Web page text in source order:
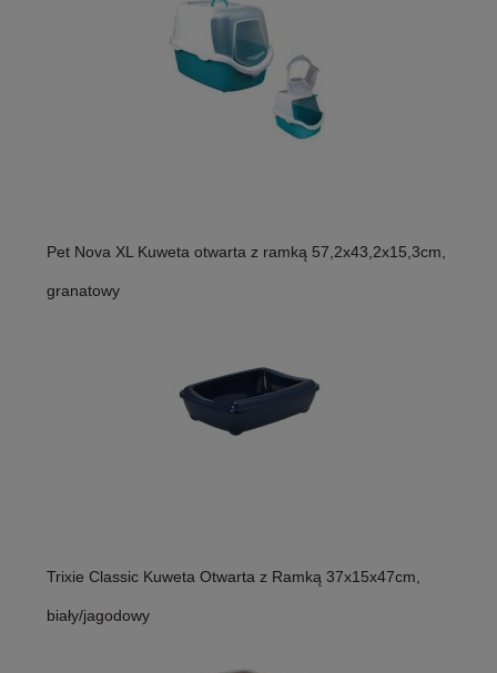
Pet Nova XL Kuweta otwarta z ramką 57,2x43,2x15,3cm,
granatowy
Trixie Classic Kuweta Otwarta z Ramką 37x15x47cm,
biały/jagodowy